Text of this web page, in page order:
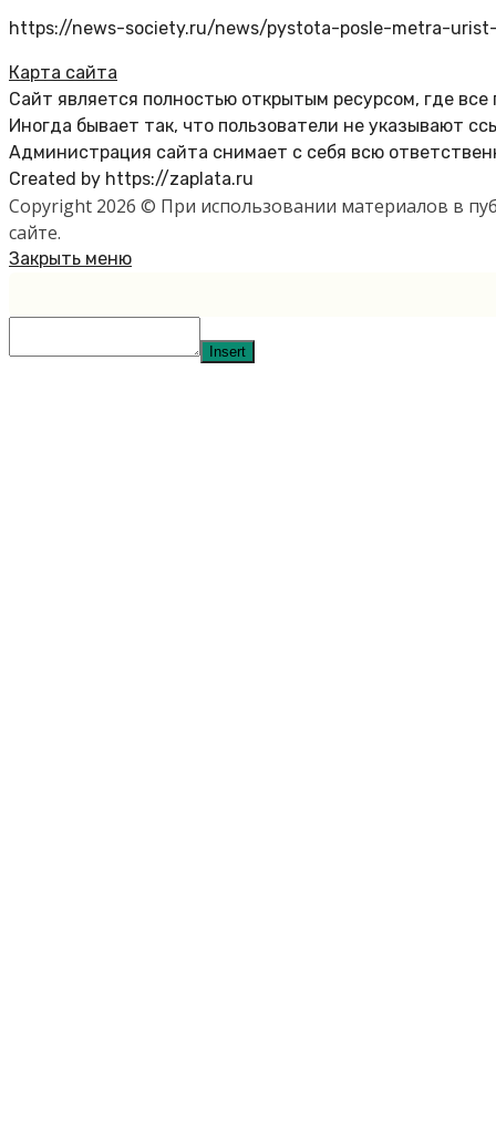
https://news-society.ru/news/pystota-posle-metra-
Карта сайта
Сайт является полностью открытым ресурсом, где
Иногда бывает так, что пользователи не указывают
Администрация сайта снимает с себя всю
Created by https://zaplata.ru
Copyright 2026 © При использовании материалов в
сайте.
Закрыть меню
Insert